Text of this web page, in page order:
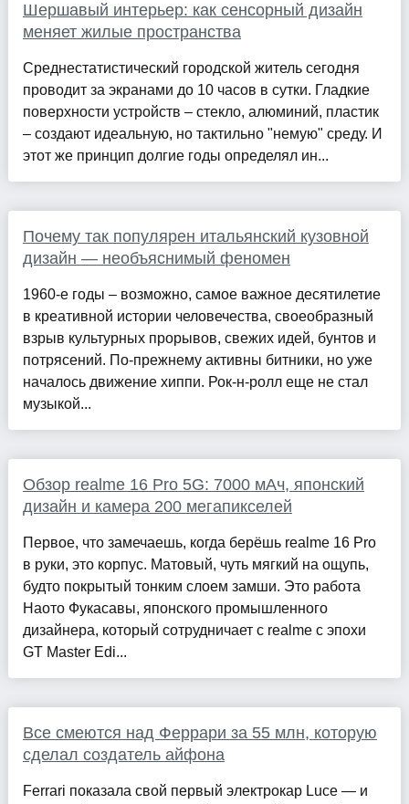
Шершавый интерьер: как сенсорный дизайн
меняет жилые пространства
Среднестатистический городской житель сегодня
проводит за экранами до 10 часов в сутки. Гладкие
поверхности устройств – стекло, алюминий, пластик
– создают идеальную, но тактильно "немую" среду. И
этот же принцип долгие годы определял ин...
Почему так популярен итальянский кузовной
дизайн — необъяснимый феномен
1960-е годы – возможно, самое важное десятилетие
в креативной истории человечества, своеобразный
взрыв культурных прорывов, свежих идей, бунтов и
потрясений. По-прежнему активны битники, но уже
началось движение хиппи. Рок-н-ролл еще не стал
музыкой...
Обзор realme 16 Pro 5G: 7000 мАч, японский
дизайн и камера 200 мегапикселей
Первое, что замечаешь, когда берёшь realme 16 Pro
в руки, это корпус. Матовый, чуть мягкий на ощупь,
будто покрытый тонким слоем замши. Это работа
Наото Фукасавы, японского промышленного
дизайнера, который сотрудничает с realme с эпохи
GT Master Edi...
Все смеются над Феррари за 55 млн, которую
сделал создатель айфона
Ferrari показала свой первый электрокар Luce — и